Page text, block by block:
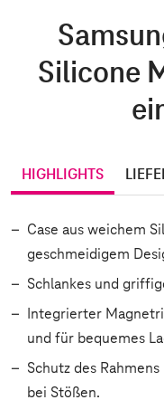
Silicone
HIGHLIGHTS
Case aus weichem
geschmeidigem
Schlankes und
Integrierter
und für bequemes
Schutz des
bei Stößen.